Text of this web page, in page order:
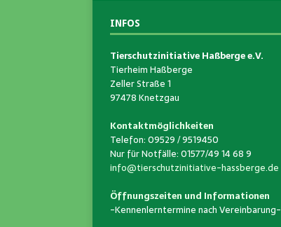
INFOS
Tierschutzinitiative Haßberge e.V.
Tierheim Haßberge
Zeller Straße 1
97478 Knetzgau
Kontaktmöglichkeiten
Telefon: 09529 / 9519450
Nur für Notfälle: 01577/49 14 68 9
info@tierschutzinitiative-hassberge.de
Öffnungszeiten und Informationen
-Kennenlerntermine nach Vereinbarung-